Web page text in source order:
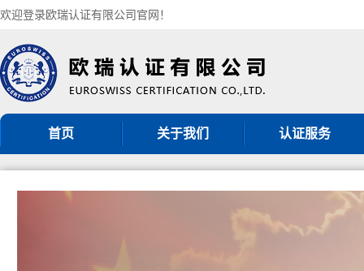
欢迎登录欧瑞认证有限公司官网！
首页 关于我们
机构简介
认证服务
ISO9001认证
ISO45001认证